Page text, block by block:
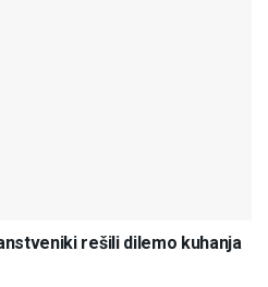
rešili dilemo kuhanja